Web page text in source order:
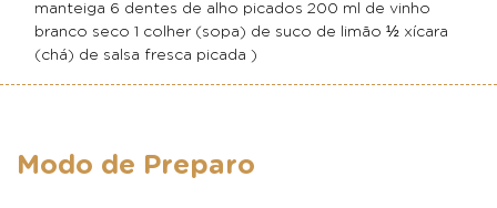
manteiga 6 dentes de alho picados 200 ml de vinho
branco seco 1 colher (sopa) de suco de limão ½ xícara
(chá) de salsa fresca picada )
Modo de Preparo